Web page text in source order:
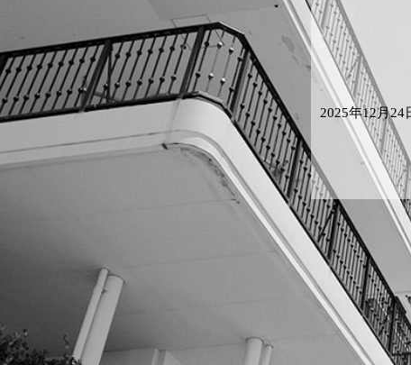
2025年12月24